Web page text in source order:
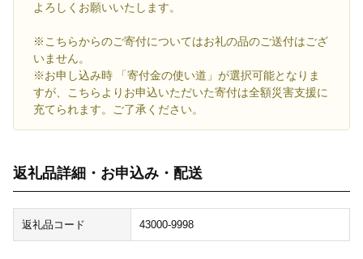
よろしくお願いいたします。
※こちらからのご寄付についてはお礼の品のご送付はござ
いません。
※お申し込み時 「寄付金の使い道」が選択可能となりま
すが、こちらよりお申込いただいた寄付は全額災害支援に
充てられます。ご了承ください。
返礼品詳細・お申込み・配送
返礼品コード 43000-9998